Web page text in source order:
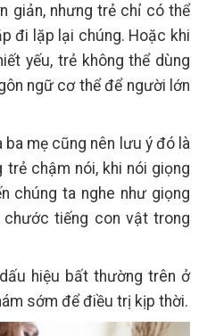
giản, nhưng trẻ chỉ có thể
đi lặp lại chúng. Hoặc khi
yếu, trẻ không thể dùng
ngữ cơ thể để người lớn
ba mẹ cũng nên lưu ý đó là
trẻ chậm nói, khi nói giọng
chúng ta nghe như giọng
tiếng con vật trong
hiệu bất thường trên ở
sớm để điều trị kịp thời.